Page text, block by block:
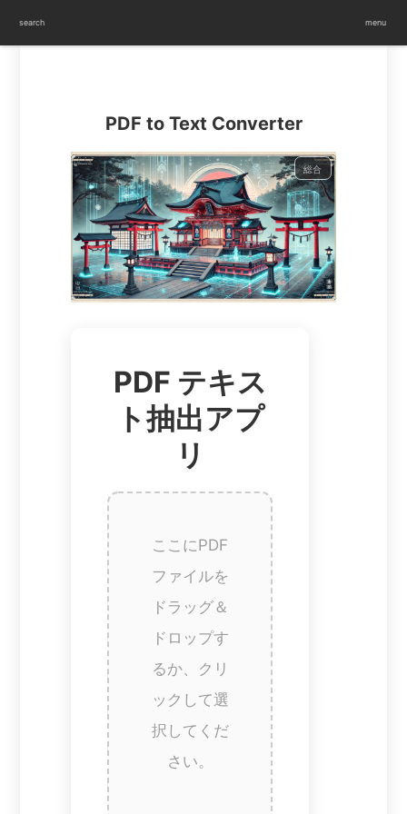
PDF to Text Converter
総合
PDF テキス
ト抽出アプ
リ
ここにPDF
ファイルを
ドラッグ＆
ドロップす
るか、クリ
ックして選
択してくだ
さい。
search menu